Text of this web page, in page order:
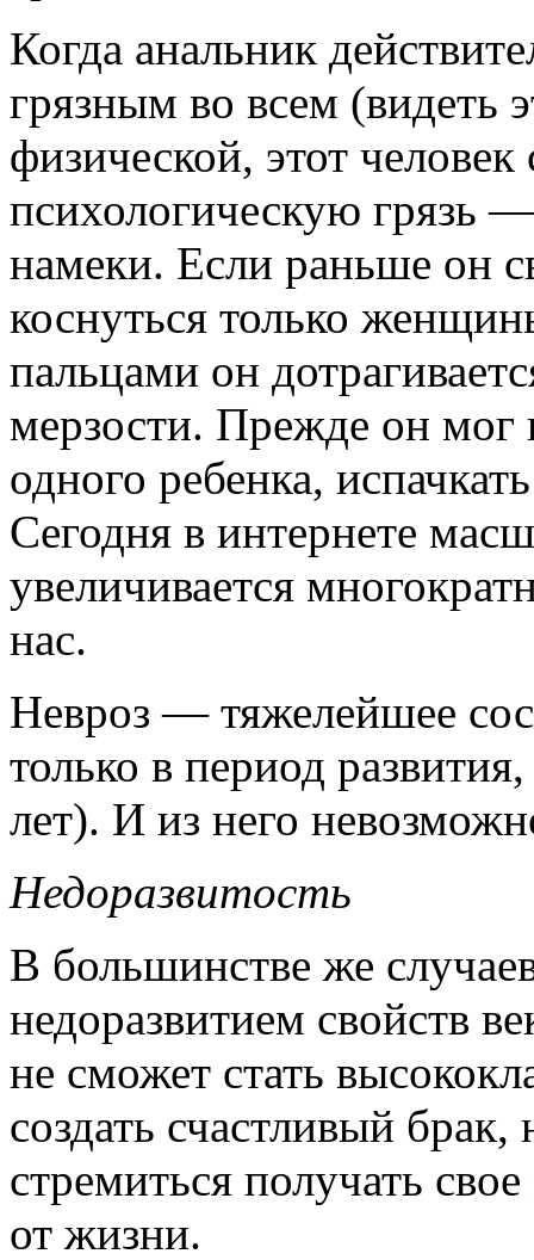
Когда анальник
грязным во всем (видеть
физической, этот человек
психологическую грязь
намеки. Если раньше он
коснуться только
пальцами он
мерзости. Прежде он мог
одного ребенка,
Сегодня в интернете
увеличивается
нас.
Невроз — тяжелейшее
только в период
лет). И из него
Недоразвитость
В большинстве же
недоразвитием свойств
не сможет стать
создать счастливый брак,
стремиться получать
от жизни.